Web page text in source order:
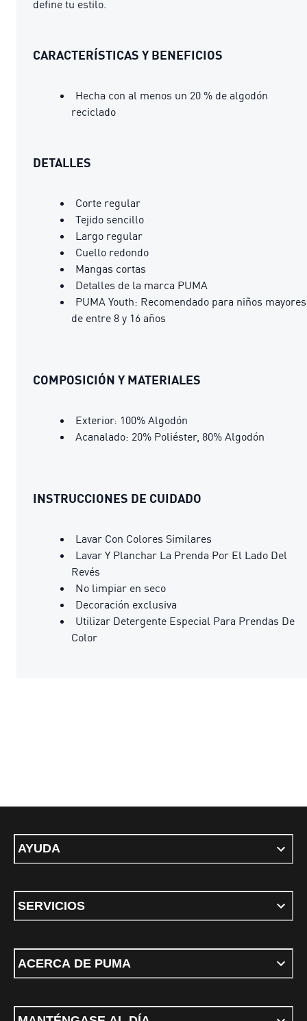
define tu estilo.
CARACTERÍSTICAS Y BENEFICIOS
Hecha con al menos un 20 % de algodón
reciclado
DETALLES
Corte regular
Tejido sencillo
Largo regular
Cuello redondo
Mangas cortas
Detalles de la marca PUMA
PUMA Youth: Recomendado para niños mayores
de entre 8 y 16 años
COMPOSICIÓN Y MATERIALES
Exterior: 100% Algodón
Acanalado: 20% Poliéster, 80% Algodón
INSTRUCCIONES DE CUIDADO
Lavar Con Colores Similares
Lavar Y Planchar La Prenda Por El Lado Del
Revés
No limpiar en seco
Decoración exclusiva
Utilizar Detergente Especial Para Prendas De
Color
AYUDA
SERVICIOS
ACERCA DE PUMA